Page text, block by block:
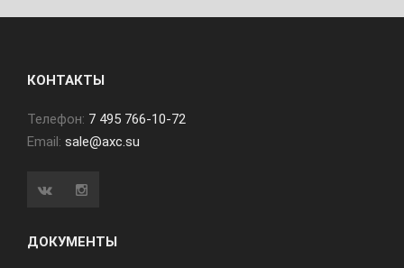
КОНТАКТЫ
Телефон: 7 495 766-10-72
Email: sale@axc.su
ДОКУМЕНТЫ